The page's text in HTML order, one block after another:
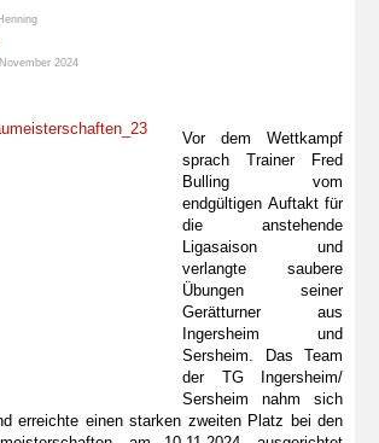
2024
Vor dem Wettkampf
sprach Trainer Fred
Bulling vom
endgültigen Auftakt für
die anstehende
Ligasaison und
verlangte saubere
Übungen seiner
Gerätturner aus
Ingersheim und
Sersheim. Das Team
der TG Ingersheim/
Sersheim nahm sich
erreichte einen starken zweiten Platz bei den